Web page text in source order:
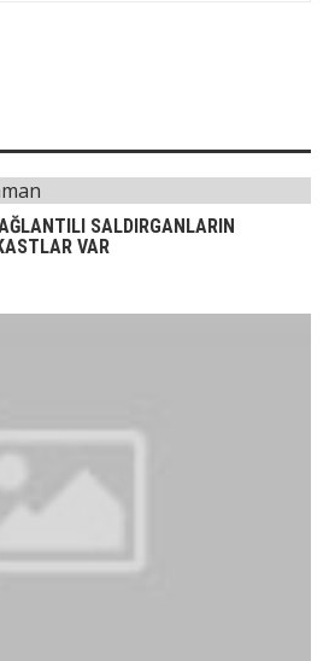
SALDIRGANLARIN
VAR